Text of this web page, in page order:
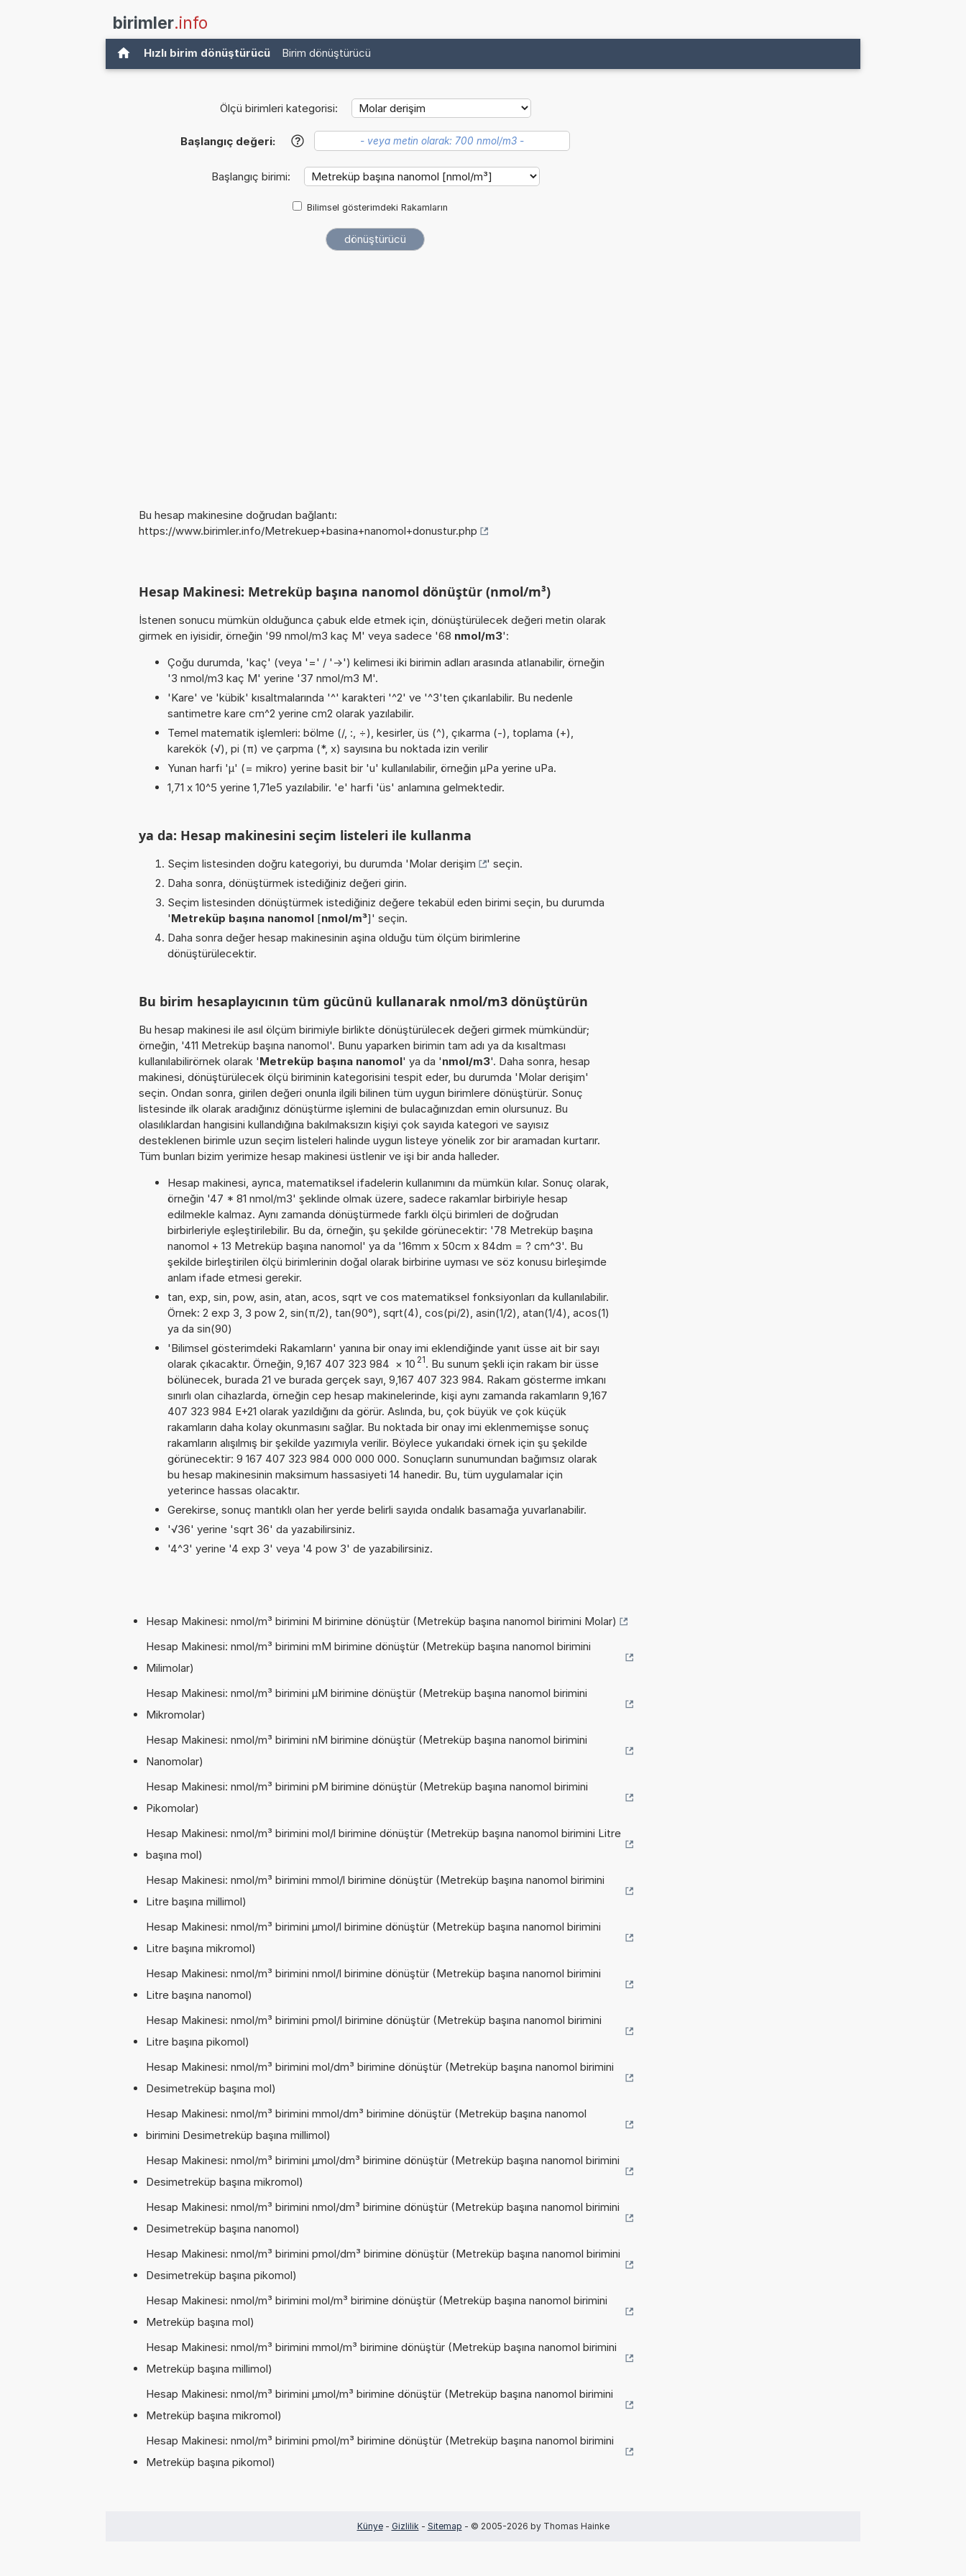
birimler.info
Hızlı birim dönüştürücü Birim dönüştürücü
Ölçü birimleri kategorisi:
Başlangıç değeri: ?
Başlangıç birimi:
Bilimsel gösterimdeki Rakamların
Bu hesap makinesine doğrudan bağlantı:
https://www.birimler.info/Metrekuep+basina+nanomol+donustur.php
Hesap Makinesi: Metreküp başına nanomol dönüştür (nmol/m³)
İstenen sonucu mümkün olduğunca çabuk elde etmek için, dönüştürülecek değeri metin olarak
girmek en iyisidir, örneğin '99 nmol/m3 kaç M' veya sadece '68 nmol/m3':
Çoğu durumda, 'kaç' (veya '=' / '->') kelimesi iki birimin adları arasında atlanabilir, örneğin
'3 nmol/m3 kaç M' yerine '37 nmol/m3 M'.
'Kare' ve 'kübik' kısaltmalarında '^' karakteri '^2' ve '^3'ten çıkarılabilir. Bu nedenle
santimetre kare cm^2 yerine cm2 olarak yazılabilir.
Temel matematik işlemleri: bölme (/, :, ÷), kesirler, üs (^), çıkarma (-), toplama (+),
karekök (√), pi (π) ve çarpma (*, x) sayısına bu noktada izin verilir
Yunan harfi 'µ' (= mikro) yerine basit bir 'u' kullanılabilir, örneğin µPa yerine uPa.
1,71 x 10^5 yerine 1,71e5 yazılabilir. 'e' harfi 'üs' anlamına gelmektedir.
ya da: Hesap makinesini seçim listeleri ile kullanma
Seçim listesinden doğru kategoriyi, bu durumda 'Molar derişim
' seçin.
Daha sonra, dönüştürmek istediğiniz değeri girin.
Seçim listesinden dönüştürmek istediğiniz değere tekabül eden birimi seçin, bu durumda
'Metreküp başına nanomol [nmol/m³]' seçin.
Daha sonra değer hesap makinesinin aşina olduğu tüm ölçüm birimlerine
dönüştürülecektir.
Bu birim hesaplayıcının tüm gücünü kullanarak nmol/m3 dönüştürün
Bu hesap makinesi ile asıl ölçüm birimiyle birlikte dönüştürülecek değeri girmek mümkündür;
örneğin, '411 Metreküp başına nanomol'. Bunu yaparken birimin tam adı ya da kısaltması
kullanılabilirörnek olarak 'Metreküp başına nanomol' ya da 'nmol/m3'. Daha sonra, hesap
makinesi, dönüştürülecek ölçü biriminin kategorisini tespit eder, bu durumda 'Molar derişim'
seçin. Ondan sonra, girilen değeri onunla ilgili bilinen tüm uygun birimlere dönüştürür. Sonuç
listesinde ilk olarak aradığınız dönüştürme işlemini de bulacağınızdan emin olursunuz. Bu
olasılıklardan hangisini kullandığına bakılmaksızın kişiyi çok sayıda kategori ve sayısız
desteklenen birimle uzun seçim listeleri halinde uygun listeye yönelik zor bir aramadan kurtarır.
Tüm bunları bizim yerimize hesap makinesi üstlenir ve işi bir anda halleder.
Hesap makinesi, ayrıca, matematiksel ifadelerin kullanımını da mümkün kılar. Sonuç olarak,
örneğin '47 * 81 nmol/m3' şeklinde olmak üzere, sadece rakamlar birbiriyle hesap
edilmekle kalmaz. Aynı zamanda dönüştürmede farklı ölçü birimleri de doğrudan
birbirleriyle eşleştirilebilir. Bu da, örneğin, şu şekilde görünecektir: '78 Metreküp başına
nanomol + 13 Metreküp başına nanomol' ya da '16mm x 50cm x 84dm = ? cm^3'. Bu
şekilde birleştirilen ölçü birimlerinin doğal olarak birbirine uyması ve söz konusu birleşimde
anlam ifade etmesi gerekir.
tan, exp, sin, pow, asin, atan, acos, sqrt ve cos matematiksel fonksiyonları da kullanılabilir.
Örnek: 2 exp 3, 3 pow 2, sin(π/2), tan(90°), sqrt(4), cos(pi/2), asin(1/2), atan(1/4), acos(1)
ya da sin(90)
'Bilimsel gösterimdeki Rakamların' yanına bir onay imi eklendiğinde yanıt üsse ait bir sayı
olarak çıkacaktır. Örneğin, 9,167 407 323 984 × 10 21. Bu sunum şekli için rakam bir üsse
bölünecek, burada 21 ve burada gerçek sayı, 9,167 407 323 984. Rakam gösterme imkanı
sınırlı olan cihazlarda, örneğin cep hesap makinelerinde, kişi aynı zamanda rakamların 9,167
407 323 984 E+21 olarak yazıldığını da görür. Aslında, bu, çok büyük ve çok küçük
rakamların daha kolay okunmasını sağlar. Bu noktada bir onay imi eklenmemişse sonuç
rakamların alışılmış bir şekilde yazımıyla verilir. Böylece yukarıdaki örnek için şu şekilde
görünecektir: 9 167 407 323 984 000 000 000. Sonuçların sunumundan bağımsız olarak
bu hesap makinesinin maksimum hassasiyeti 14 hanedir. Bu, tüm uygulamalar için
yeterince hassas olacaktır.
Gerekirse, sonuç mantıklı olan her yerde belirli sayıda ondalık basamağa yuvarlanabilir.
'√36' yerine 'sqrt 36' da yazabilirsiniz.
'4^3' yerine '4 exp 3' veya '4 pow 3' de yazabilirsiniz.
Hesap Makinesi: nmol/m³ birimini M birimine dönüştür (Metreküp başına nanomol birimini Molar)
Hesap Makinesi: nmol/m³ birimini mM birimine dönüştür (Metreküp başına nanomol birimini
Milimolar)
Hesap Makinesi: nmol/m³ birimini µM birimine dönüştür (Metreküp başına nanomol birimini
Mikromolar)
Hesap Makinesi: nmol/m³ birimini nM birimine dönüştür (Metreküp başına nanomol birimini
Nanomolar)
Hesap Makinesi: nmol/m³ birimini pM birimine dönüştür (Metreküp başına nanomol birimini
Pikomolar)
Hesap Makinesi: nmol/m³ birimini mol/l birimine dönüştür (Metreküp başına nanomol birimini Litre
başına mol)
Hesap Makinesi: nmol/m³ birimini mmol/l birimine dönüştür (Metreküp başına nanomol birimini
Litre başına millimol)
Hesap Makinesi: nmol/m³ birimini µmol/l birimine dönüştür (Metreküp başına nanomol birimini
Litre başına mikromol)
Hesap Makinesi: nmol/m³ birimini nmol/l birimine dönüştür (Metreküp başına nanomol birimini
Litre başına nanomol)
Hesap Makinesi: nmol/m³ birimini pmol/l birimine dönüştür (Metreküp başına nanomol birimini
Litre başına pikomol)
Hesap Makinesi: nmol/m³ birimini mol/dm³ birimine dönüştür (Metreküp başına nanomol birimini
Desimetreküp başına mol)
Hesap Makinesi: nmol/m³ birimini mmol/dm³ birimine dönüştür (Metreküp başına nanomol
birimini Desimetreküp başına millimol)
Hesap Makinesi: nmol/m³ birimini µmol/dm³ birimine dönüştür (Metreküp başına nanomol birimini
Desimetreküp başına mikromol)
Hesap Makinesi: nmol/m³ birimini nmol/dm³ birimine dönüştür (Metreküp başına nanomol birimini
Desimetreküp başına nanomol)
Hesap Makinesi: nmol/m³ birimini pmol/dm³ birimine dönüştür (Metreküp başına nanomol birimini
Desimetreküp başına pikomol)
Hesap Makinesi: nmol/m³ birimini mol/m³ birimine dönüştür (Metreküp başına nanomol birimini
Metreküp başına mol)
Hesap Makinesi: nmol/m³ birimini mmol/m³ birimine dönüştür (Metreküp başına nanomol birimini
Metreküp başına millimol)
Hesap Makinesi: nmol/m³ birimini µmol/m³ birimine dönüştür (Metreküp başına nanomol birimini
Metreküp başına mikromol)
Hesap Makinesi: nmol/m³ birimini pmol/m³ birimine dönüştür (Metreküp başına nanomol birimini
Metreküp başına pikomol)
Künye- Gizlilik - Sitemap - © 2005-2026 by Thomas Hainke